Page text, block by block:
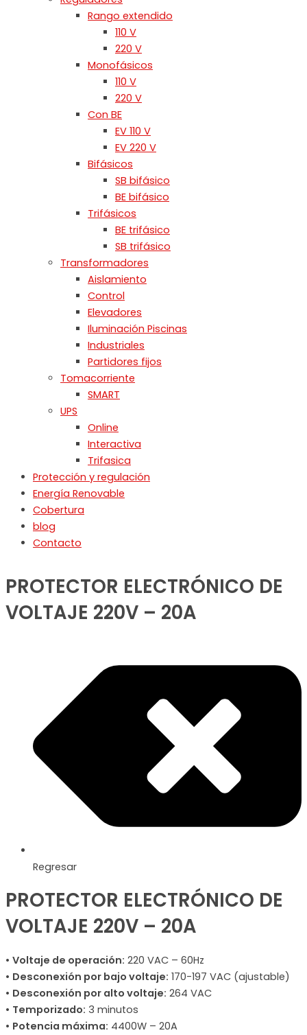
Rango extendido
110 V
220 V
Monofásicos
110 V
220 V
Con BE
EV 110 V
EV 220 V
Bifásicos
SB bifásico
BE bifásico
Trifásicos
BE trifásico
SB trifásico
Transformadores
Aislamiento
Control
Elevadores
Iluminación Piscinas
Industriales
Partidores fijos
Tomacorriente
SMART
UPS
Online
Interactiva
Trifasica
Protección y regulación
Energía Renovable
Cobertura
blog
Contacto
PROTECTOR ELECTRÓNICO DE
VOLTAJE 220V – 20A
Regresar
PROTECTOR ELECTRÓNICO DE
VOLTAJE 220V – 20A
• Voltaje de operación: 220 VAC – 60Hz
• Desconexión por bajo voltaje: 170-197 VAC (ajustable)
• Desconexión por alto voltaje: 264 VAC
• Temporizado: 3 minutos
• Potencia máxima: 4400W – 20A